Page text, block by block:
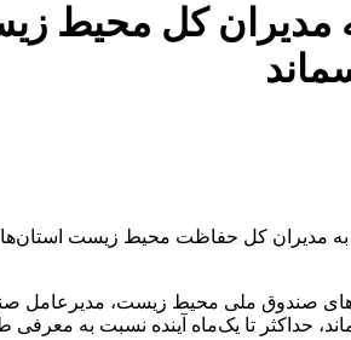
کل محیط
کل حفاظت محیط زیست استان‌ها
صندوق ملی محیط زیست،
حداکثر تا یک‌ماه آینده نسبت به معرفی